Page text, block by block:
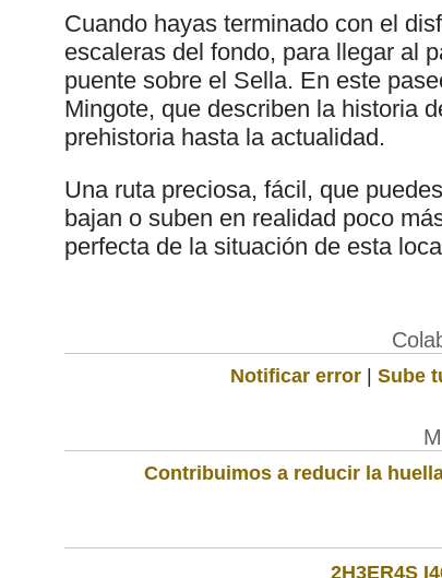
Cuando hayas terminado con el
escaleras del fondo, para llegar al
puente sobre el Sella. En este
Mingote, que describen la historia
prehistoria hasta la actualidad.
Una ruta preciosa, fácil, que
bajan o suben en realidad poco
perfecta de la situación de esta
Notificar error | Sube
Contribuimos a reducir la
2H3ER4S